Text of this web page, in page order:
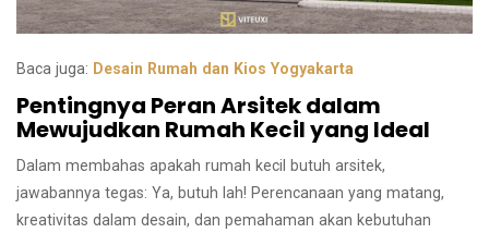
Baca juga: Desain Rumah dan Kios Yogyakarta
Pentingnya Peran Arsitek dalam
Mewujudkan Rumah Kecil yang Ideal
Dalam membahas apakah rumah kecil butuh arsitek,
jawabannya tegas: Ya, butuh lah! Perencanaan yang matang,
kreativitas dalam desain, dan pemahaman akan kebutuhan